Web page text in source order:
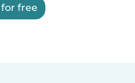
free